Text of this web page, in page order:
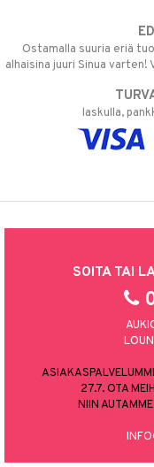
Ostamalla suuria eriä
alhaisina juuri Sinua
laskulla,
SOITA TAI
27.7. OTA
NIIN